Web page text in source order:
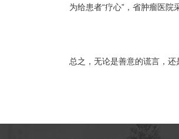
为给患者“疗心”，省肿瘤医院
总之，无论是善意的谎言，还